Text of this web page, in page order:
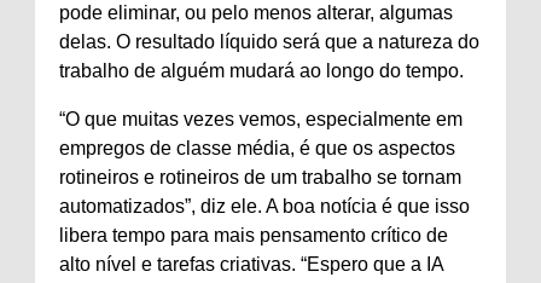
pode eliminar, ou pelo menos alterar, algumas
delas. O resultado líquido será que a natureza do
trabalho de alguém mudará ao longo do tempo.
“O que muitas vezes vemos, especialmente em
empregos de classe média, é que os aspectos
rotineiros e rotineiros de um trabalho se tornam
automatizados”, diz ele. A boa notícia é que isso
libera tempo para mais pensamento crítico de
alto nível e tarefas criativas. “Espero que a IA